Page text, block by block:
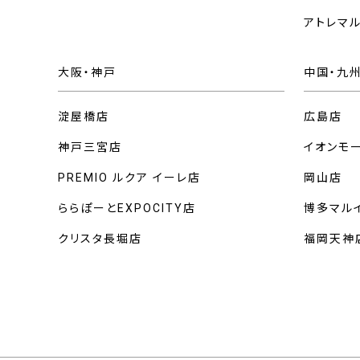
アトレマ
大阪・神戸
淀屋橋店
神戸三宮店
PREMIO ルクア イーレ店
ららぽーとEXPOCITY店
クリスタ長堀店
中国・九州
広島店
イオンモ
岡山店
博多マル
福岡天神